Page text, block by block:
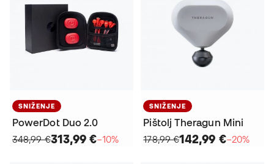
SNIŽENJE
PowerDot Duo 2.0
348,99 €313,99 €−10%
SNIŽENJE
Pištolj Theragun Mini
178,99 €142,99 €−20%